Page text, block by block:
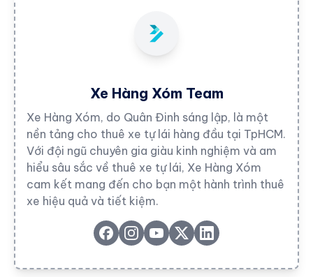
Xe Hàng Xóm Team
Xe Hàng Xóm, do Quân Đinh sáng lập, là một
nền tảng cho thuê xe tự lái hàng đầu tại TpHCM.
Với đội ngũ chuyên gia giàu kinh nghiệm và am
hiểu sâu sắc về thuê xe tự lái, Xe Hàng Xóm
cam kết mang đến cho bạn một hành trình thuê
xe hiệu quả và tiết kiệm.